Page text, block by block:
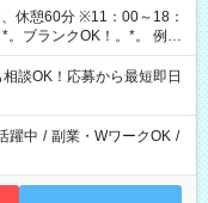
休憩60分 ※11：00～18：
センター/受付/販売/カフェ
ト/化粧品販売/など 様々な
談OK！応募から最短即日
躍中 / 副業・WワークOK /